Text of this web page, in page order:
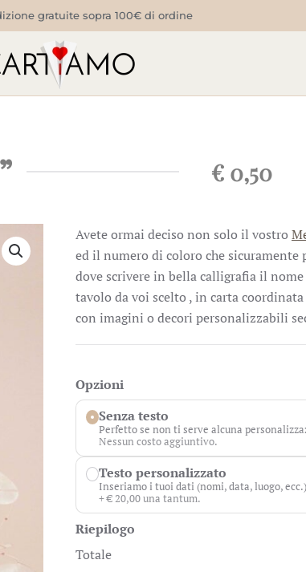
gratuite sopra 100€ di ordine
€ 0,50
Avete ormai deciso non solo il vostro
ed il numero di coloro che sicuramente
dove scrivere in bella calligrafia il
tavolo da voi scelto , in carta
con imagini o decori personalizzabili
Opzioni
Senza testo
Perfetto se non ti serve alcuna
Nessun costo aggiuntivo.
Testo personalizzato
Inseriamo i tuoi dati (nomi, data, luogo,
+ € 20,00 una tantum.
Riepilogo
Totale